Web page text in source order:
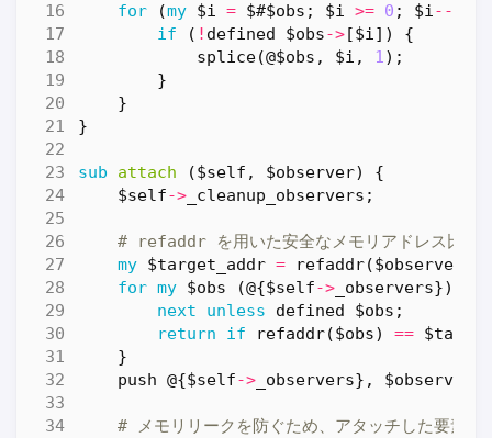
for
(my $i = $#$obs ; $i >= 0 ; $i--
if
( ! defined $obs->[$i])
{
splice(@$obs , $i , 1);
}
}
}
sub attach
($self, $observer) {
$self-> _cleanup_observers ;
# refaddr を用いた安全なメモリアドレス比較
my $target_addr = refaddr($observer
for my $obs (@{$self-> _observers})
next
unless defined $obs ;
return
if refaddr($obs) ==
}
push @{$self-> _observers}, $observer
# メモリリークを防ぐため、アタッチした要素を